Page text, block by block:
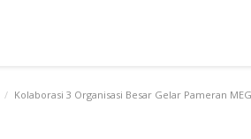
Kolaborasi 3 Organisasi Besar Gelar Pameran